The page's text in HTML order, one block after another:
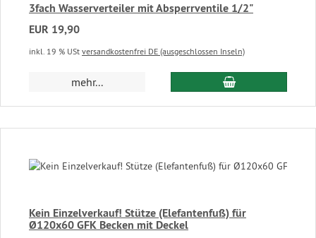
3fach Wasserverteiler mit Absperrventile 1/2"
EUR 19,90
inkl. 19 % USt versandkostenfrei DE (ausgeschlossen Inseln)
mehr... In den
Kein Einzelverkauf! Stütze (Elefantenfuß) für
Ø120x60 GFK Becken mit Deckel